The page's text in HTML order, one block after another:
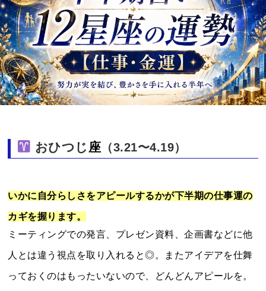
おひつじ 座 （3.21〜4.19）
いかに自分らしさをアピールするかが下半期の仕事運の
カギを握ります。
ミーティングでの発言、プレゼン資料、企画書などに他
人とは違う視点を取り入れると◎。またアイデアを仕舞
っておくのはもったいないので、どんどんアピールを。